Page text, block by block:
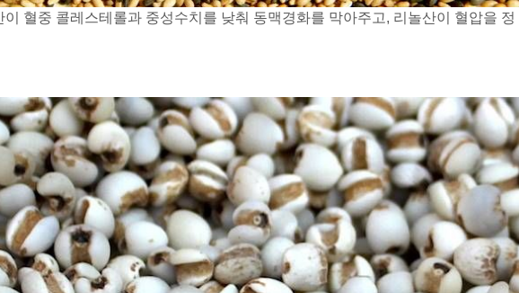
혈중 콜레스테롤과 중성수치를 낮춰 동맥경화를 막아주고, 리놀산이 혈압을 정